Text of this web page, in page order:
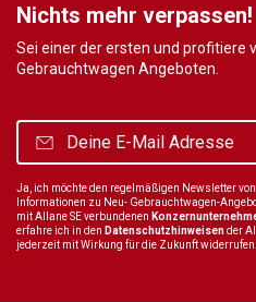
Nichts mehr verpassen!
Sei einer der ersten und profitiere
Gebrauchtwagen Angeboten.
Ja, ich möchte den regelmäßigen Newsletter
Informationen zu Neu- Gebrauchtwagen-
mit Allane SE verbundenen
erfahre ich in den Datenschutzhinweisender
jederzeit mit Wirkung für die Zukunft widerrufen.